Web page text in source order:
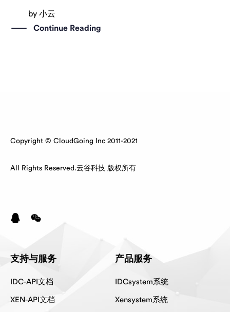
by 小云
Continue Reading
Copyright © CloudGoing Inc 2011-2021
All Rights Reserved.云谷科技 版权所有
支持与服务
IDC-API文档
XEN-API文档
产品服务
IDCsystem系统
Xensystem系统